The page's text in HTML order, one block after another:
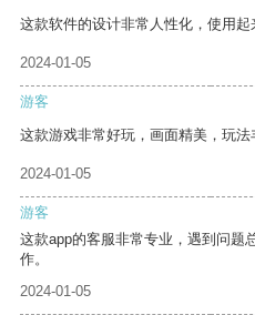
这款软件的设计非常人性化，使用起
2024-01-05
游客
这款游戏非常好玩，画面精美，玩法
2024-01-05
游客
这款app的客服非常专业，遇到问题
作。
2024-01-05